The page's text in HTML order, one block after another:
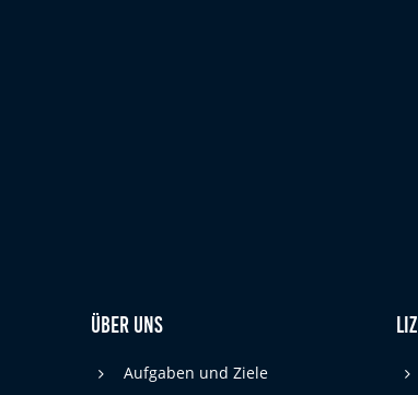
Über uns
Aufgaben und Ziele